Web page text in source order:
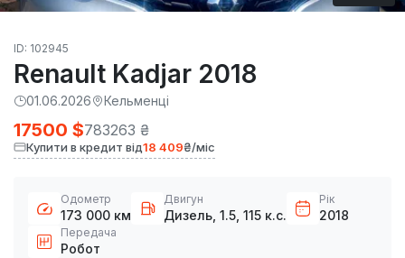
ID: 102945
Renault Kadjar 2018
01.06.2026 Кельменці
17500 $783263 ₴
Купити в кредит від18 409₴/міс
Одометр
173 000 км
Двигун
Дизель, 1.5, 115 к.с.
Рік
2018
Передача
Робот